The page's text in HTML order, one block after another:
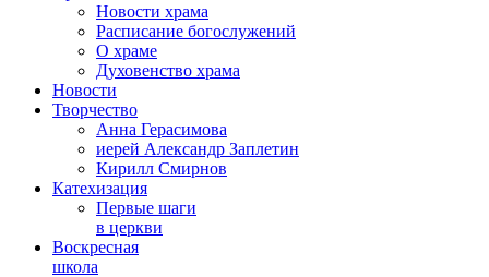
Новости храма
Расписание богослужений
О храме
Духовенство храма
Новости
Творчество
Анна Герасимова
иерей Александр Заплетин
Кирилл Смирнов
Катехизация
Первые шаги
в церкви
Воскресная
школа